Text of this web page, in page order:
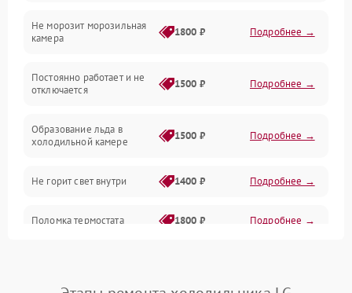
Дренаж
Не морозит морозильная
камера
1800 ₽ Подробнее →
Постоянно работает и не
отключается
1500 ₽ Подробнее →
Образование льда в
холодильной камере
1500 ₽ Подробнее →
Не горит свет внутри 1400 ₽ Подробнее →
Поломка термостата 1800 ₽ Подробнее →